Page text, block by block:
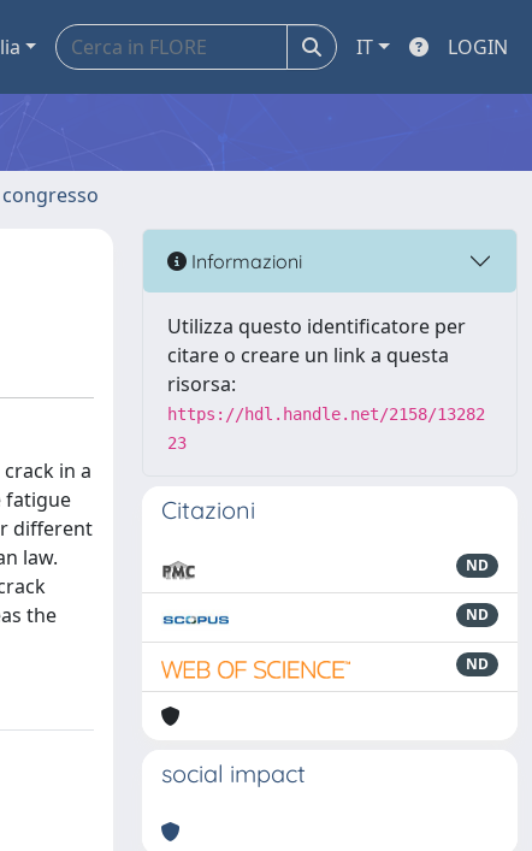
IT LOGIN
in a
fatigue
different
law.
the
Informazioni
Utilizza questo identificatore per
citare o creare un link a questa
risorsa:
https://hdl.handle.net/2158/13282
23
Citazioni
ND
ND
ND
social impact